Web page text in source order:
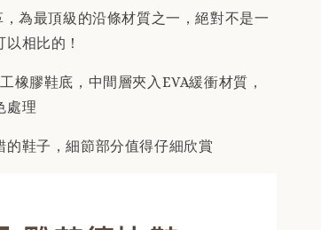
為最頂級的沿條材質之一，絕對不是一
相比的！
橡膠鞋底，中間層夾入EVA緩衝材質，
處理
鞋子，細節部分值得仔細欣賞